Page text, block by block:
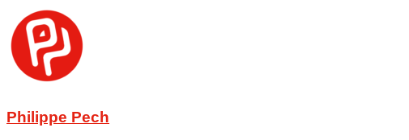
Aller
au
contenu
Philippe Pech